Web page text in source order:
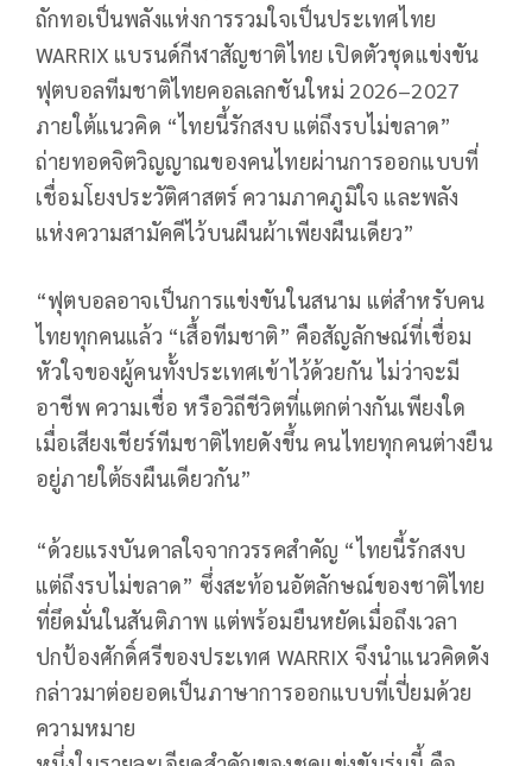
ถักทอเป็นพลังแห่งการรวมใจเป็นประเทศไทย
WARRIX แบรนด์กีฬาสัญชาติไทย เปิดตัวชุดแข่งขัน
ฟุตบอลทีมชาติไทยคอลเลกชันใหม่ 2026–2027
ภายใต้แนวคิด “ไทยนี้รักสงบ แต่ถึงรบไม่ขลาด”
ถ่ายทอดจิตวิญญาณของคนไทยผ่านการออกแบบที่
เชื่อมโยงประวัติศาสตร์ ความภาคภูมิใจ และพลัง
แห่งความสามัคคีไว้บนผืนผ้าเพียงผืนเดียว”
“ฟุตบอลอาจเป็นการแข่งขันในสนาม แต่สำหรับคน
ไทยทุกคนแล้ว “เสื้อทีมชาติ” คือสัญลักษณ์ที่เชื่อม
หัวใจของผู้คนทั้งประเทศเข้าไว้ด้วยกัน ไม่ว่าจะมี
อาชีพ ความเชื่อ หรือวิถีชีวิตที่แตกต่างกันเพียงใด
เมื่อเสียงเชียร์ทีมชาติไทยดังขึ้น คนไทยทุกคนต่างยืน
อยู่ภายใต้ธงผืนเดียวกัน”
“ด้วยแรงบันดาลใจจากวรรคสำคัญ “ไทยนี้รักสงบ
แต่ถึงรบไม่ขลาด” ซึ่งสะท้อนอัตลักษณ์ของชาติไทย
ที่ยึดมั่นในสันติภาพ แต่พร้อมยืนหยัดเมื่อถึงเวลา
ปกป้องศักดิ์ศรีของประเทศ WARRIX จึงนำแนวคิดดัง
กล่าวมาต่อยอดเป็นภาษาการออกแบบที่เปี่ยมด้วย
ความหมาย